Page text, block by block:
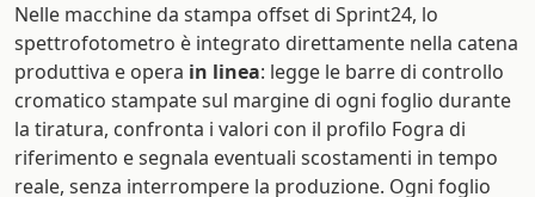
Nelle macchine da stampa offset di Sprint24, lo
spettrofotometro è integrato direttamente nella catena
produttiva e opera in linea: legge le barre di controllo
cromatico stampate sul margine di ogni foglio durante
la tiratura, confronta i valori con il profilo Fogra di
riferimento e segnala eventuali scostamenti in tempo
reale, senza interrompere la produzione. Ogni foglio